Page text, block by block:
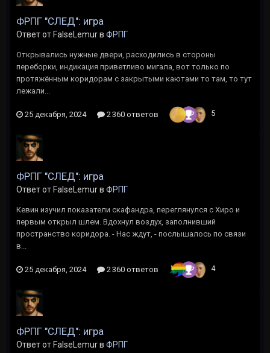
ФРПГ "СЛЕД": игра
Ответ от FalseLemur в ФРПГ
Открывались нужные двери, расходились в стороны
переборки, индикация приветливо мигала, вот только по
протяжённым коридорам с закрытыми каютами то там, то тут
лежали...
25 декабря, 2024 2 360 ответов 5
ФРПГ "СЛЕД": игра
Ответ от FalseLemur в ФРПГ
Кевин изучил показатели скафандра, переглянулся с Хиро и
первым открыл шлем. Вдохнул воздух, заполнивший
пространство коридора. - Нас ждут, - послышалось по связи
в...
25 декабря, 2024 2 360 ответов 4
ФРПГ "СЛЕД": игра
Ответ от FalseLemur в ФРПГ